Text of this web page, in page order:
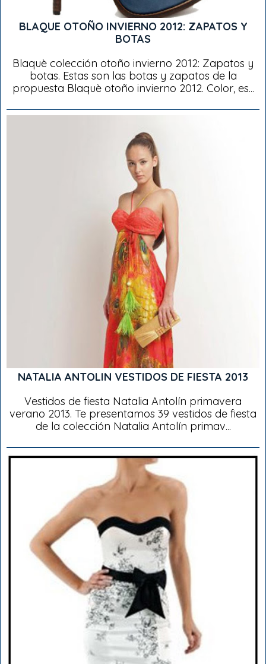
BLAQUE OTOÑO INVIERNO 2012: ZAPATOS Y
BOTAS
Blaquè colección otoño invierno 2012: Zapatos y
botas. Estas son las botas y zapatos de la
propuesta Blaquè otoño invierno 2012. Color, es...
NATALIA ANTOLIN VESTIDOS DE FIESTA 2013
Vestidos de fiesta Natalia Antolín primavera
verano 2013. Te presentamos 39 vestidos de fiesta
de la colección Natalia Antolín primav...